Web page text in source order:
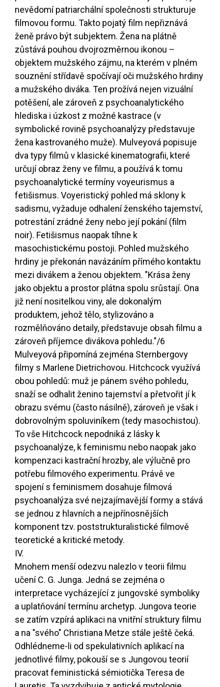
nevědomí patriarchální společnosti strukturuje
filmovou formu. Takto pojatý film nepřiznává
ženě právo být subjektem. Žena na plátně
zůstává pouhou dvojrozměrnou ikonou –
objektem mužského zájmu, na kterém v plném
souznění střídavě spočívají oči mužského hrdiny
a mužského diváka. Ten prožívá nejen vizuální
potěšení, ale zároveň z psychoanalytického
hlediska i úzkost z možné kastrace (v
symbolické rovině psychoanalýzy představuje
žena kastrovaného muže). Mulveyová popisuje
dva typy filmů v klasické kinematografii, které
určují obraz ženy ve filmu, a používá k tomu
psychoanalytické termíny voyeurismus a
fetišismus. Voyeristický pohled má sklony k
sadismu, vyžaduje odhalení ženského tajemství,
potrestání zrádné ženy nebo její pokání (film
noir). Fetišismus naopak tíhne k
masochistickému postoji. Pohled mužského
hrdiny je překonán navázáním přímého kontaktu
mezi divákem a ženou objektem. "Krása ženy
jako objektu a prostor plátna spolu srůstají. Ona
již není nositelkou viny, ale dokonalým
produktem, jehož tělo, stylizováno a
rozmělňováno detaily, představuje obsah filmu a
zároveň příjemce divákova pohledu."/6
Mulveyová připomíná zejména Sternbergovy
filmy s Marlene Dietrichovou. Hitchcock využívá
obou pohledů: muž je pánem svého pohledu,
snaží se odhalit ženino tajemství a přetvořit jí k
obrazu svému (často násilně), zároveň je však i
dobrovolným spoluviníkem (tedy masochistou).
To vše Hitchcock nepodniká z lásky k
psychoanalýze, k feminismu nebo naopak jako
kompenzaci kastrační hrozby, ale výlučně pro
potřebu filmového experimentu. Právě ve
spojení s feminismem dosahuje filmová
psychoanalýza své nejzajímavější formy a stává
se jednou z hlavních a nejpřínosnějších
komponent tzv. poststrukturalistické filmově
teoretické a kritické metody.
IV.
Mnohem menší odezvu nalezlo v teorii filmu
učení C. G. Junga. Jedná se zejména o
interpretace vycházející z jungovské symboliky
a uplatňování termínu archetyp. Jungova teorie
se zatím vzpírá aplikaci na vnitřní struktury filmu
a na "svého" Christiana Metze stále ještě čeká.
Odhlédneme-li od spekulativních aplikací na
jednotlivé filmy, pokouší se s Jungovou teorií
pracovat feministická sémiotička Teresa de